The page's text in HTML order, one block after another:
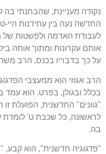
נקודה מעניינת, שהבחנתי בה
החדשה נעה בין עתידנות היי-
לעבודת האדמה ולפשטות של
אותם עקרונות ומתוך אותה
על כך בדבריו בכנס, הרב משה
הרב אגוזי הוא ממעצבי
בכלל ובגולן, בפרט. הוא
"גוונים" החדשנית, הפועלת
לראשונה, כל שכבת ט' לומדת
בה.
"פדגוגיה חדשנית", הוא קבע,